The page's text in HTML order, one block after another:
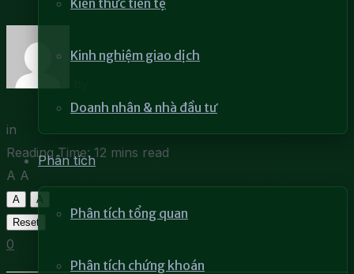
Kiến thức tiền tệ
Kinh nghiệm giao dịch
Doanh nhân & nhà đầu tư
Phân tích
Phân tích tổng quan
Phân tích chứng khoán
4 Tháng 10, 2021
in
Không phân loại
Reading Time: 12 mins read
A A
A
A
Reset
0